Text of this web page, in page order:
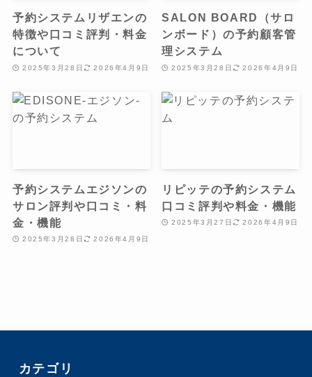
予約システムリザエンの
特徴や口コミ評判・料金
について
2025年3月28日 2026年4月9日
SALON BOARD（サロ
ンボード）の予約顧客管
理システム
2025年3月28日 2026年4月9日
予約システムエジソンの
サロン評判や口コミ・料
金・機能
2025年3月28日 2026年4月9日
リピッテの予約システム
口コミ評判や料金・機能
2025年3月27日 2026年4月9日
カテゴリ